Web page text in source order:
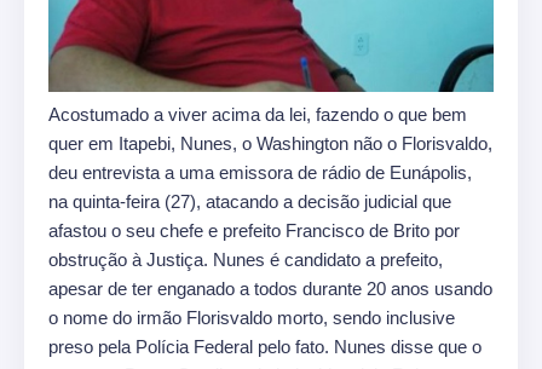
Acostumado a viver acima da lei, fazendo o que bem
quer em Itapebi, Nunes, o Washington não o Florisvaldo,
deu entrevista a uma emissora de rádio de Eunápolis,
na quinta-feira (27), atacando a decisão judicial que
afastou o seu chefe e prefeito Francisco de Brito por
obstrução à Justiça. Nunes é candidato a prefeito,
apesar de ter enganado a todos durante 20 anos usando
o nome do irmão Florisvaldo morto, sendo inclusive
preso pela Polícia Federal pelo fato. Nunes disse que o